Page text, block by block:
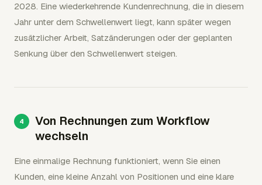
2028. Eine wiederkehrende Kundenrechnung, die in diesem
Jahr unter dem Schwellenwert liegt, kann später wegen
zusätzlicher Arbeit, Satzänderungen oder der geplanten
Senkung über den Schwellenwert steigen.
Von Rechnungen zum Workflow
wechseln
Eine einmalige Rechnung funktioniert, wenn Sie einen
Kunden, eine kleine Anzahl von Positionen und eine klare